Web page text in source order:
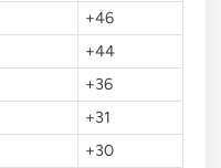
+46
+44
+36
+31
+30